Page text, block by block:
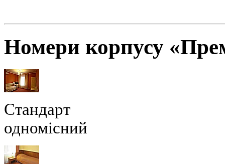
Номери корпусу
Стандарт
одномісний